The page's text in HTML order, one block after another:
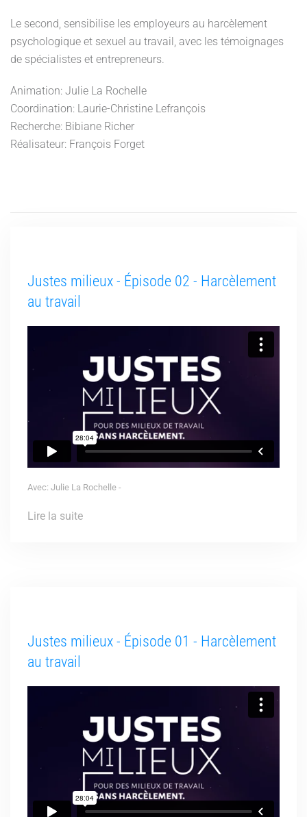
Le second, sensibilise les employeurs au harcèlement
psychologique et sexuel au travail, avec les témoignages
de spécialistes et entrepreneurs.
Animation: Julie La Rochelle
Coordination: Laurie-Christine Lefrançois
Recherche: Bibiane Richer
Réalisateur: François Forget
Justes milieux - Épisode 02 - Harcèlement
au travail
Avec: Julie La Rochelle -
Lire la suite
Justes milieux - Épisode 01 - Harcèlement
au travail